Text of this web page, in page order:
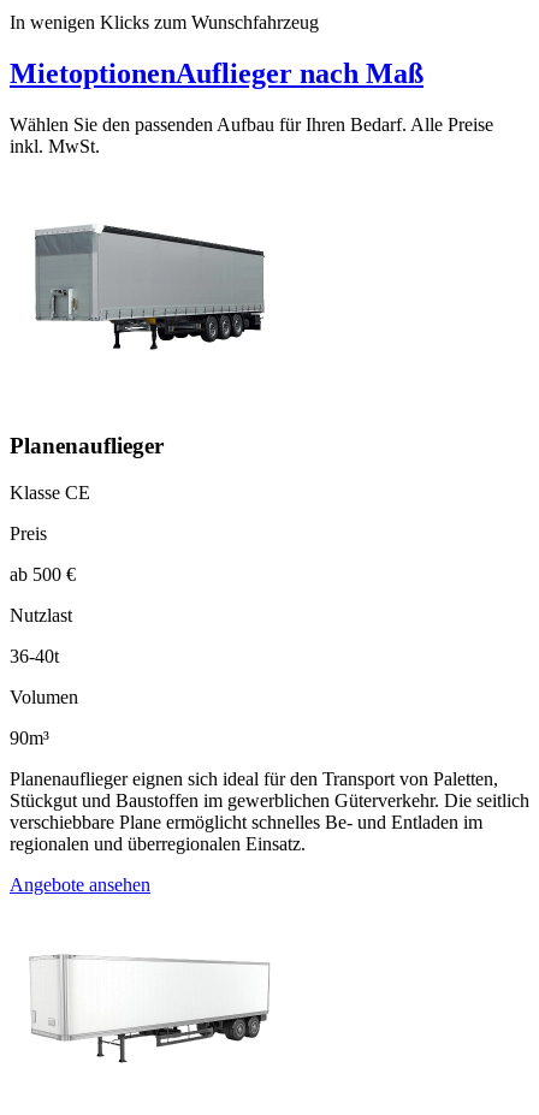
In wenigen Klicks zum Wunschfahrzeug
MietoptionenAuflieger nach Maß
Wählen Sie den passenden Aufbau für Ihren Bedarf. Alle Preise
inkl. MwSt.
Planenauflieger
Klasse CE
Preis
ab 500 €
Nutzlast
36-40t
Volumen
90m³
Planenauflieger eignen sich ideal für den Transport von Paletten,
Stückgut und Baustoffen im gewerblichen Güterverkehr. Die seitlich
verschiebbare Plane ermöglicht schnelles Be- und Entladen im
regionalen und überregionalen Einsatz.
Angebote ansehen